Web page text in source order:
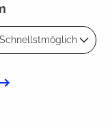
Schnellstmöglich